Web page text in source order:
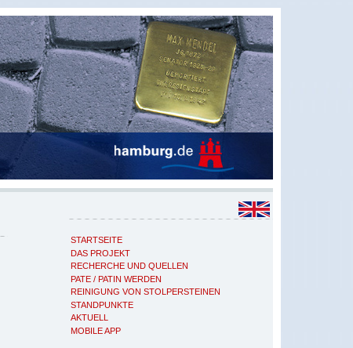
STARTSEITE
DAS PROJEKT
RECHERCHE UND QUELLEN
PATE / PATIN WERDEN
REINIGUNG VON STOLPERSTEINEN
STANDPUNKTE
AKTUELL
MOBILE APP